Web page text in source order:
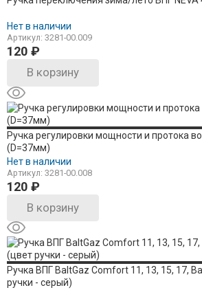
Нет в наличии
Артикул: 3281-00.009
120 ₽
В корзину
Ручка регулировки мощности и протока
(D=37мм)
Нет в наличии
Артикул: 3281-00.008
120 ₽
В корзину
Ручка ВПГ BaltGaz Сomfort 11, 13, 15, 17,
ручки - серый)